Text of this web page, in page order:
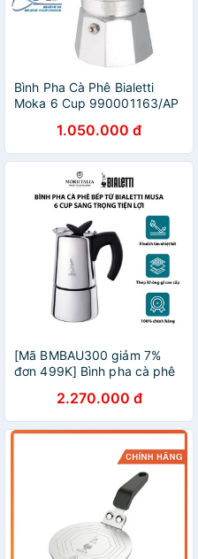
Bình Pha Cà Phê Bialetti
Moka 6 Cup 990001163/AP
1.050.000 đ
[Mã BMBAU300 giảm 7%
đơn 499K] Bình pha cà phê
sang trọng tiện lợi Moriitalia
990004273
2.270.000 đ